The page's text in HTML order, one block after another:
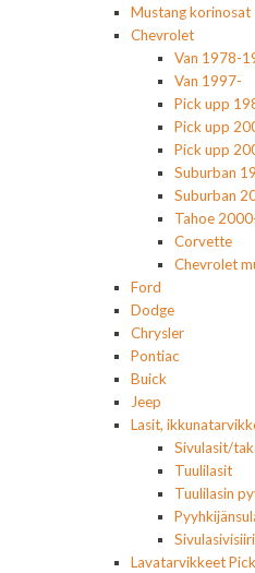
Mustang korinosat
Chevrolet
Van 1978-
Van 1997-
Pick upp
Pick upp
Pick upp
Suburban
Suburban
Tahoe
Corvette
Chevrolet
Ford
Dodge
Chrysler
Pontiac
Buick
Jeep
Lasit,
Sivulasit/
Tuulilasit
Tuulilasin
Lavatarvikkeet